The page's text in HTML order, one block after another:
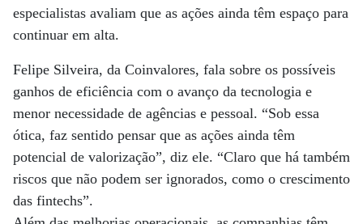
especialistas avaliam que as ações ainda têm espaço para
continuar em alta.
Felipe Silveira, da Coinvalores, fala sobre os possíveis
ganhos de eficiência com o avanço da tecnologia e
menor necessidade de agências e pessoal. “Sob essa
ótica, faz sentido pensar que as ações ainda têm
potencial de valorização”, diz ele. “Claro que há também
riscos que não podem ser ignorados, como o crescimento
das fintechs”.